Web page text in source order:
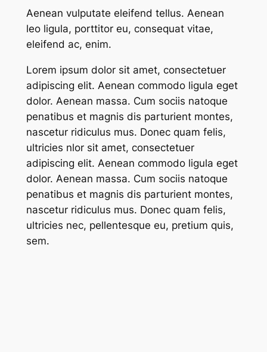
Aenean vulputate eleifend tellus. Aenean
leo ligula, porttitor eu, consequat vitae,
eleifend ac, enim.
Lorem ipsum dolor sit amet, consectetuer
adipiscing elit. Aenean commodo ligula eget
dolor. Aenean massa. Cum sociis natoque
penatibus et magnis dis parturient montes,
nascetur ridiculus mus. Donec quam felis,
ultricies nlor sit amet, consectetuer
adipiscing elit. Aenean commodo ligula eget
dolor. Aenean massa. Cum sociis natoque
penatibus et magnis dis parturient montes,
nascetur ridiculus mus. Donec quam felis,
ultricies nec, pellentesque eu, pretium quis,
sem.